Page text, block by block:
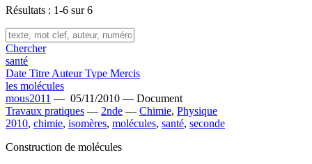
Résultats : 1-6 sur 6
Chercher
santé
Date Titre AuteurType Mercis
les molécules
mous2011 — 05/11/2010 — Document
Travaux pratiques — 2nde — Chimie, Physique
2010, chimie, isomères, molécules, santé, seconde
Construction de molécules